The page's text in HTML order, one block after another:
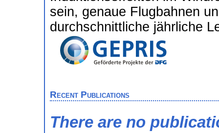
sein, genaue Flugbahnen
durchschnittliche jährliche
Recent Publications
There are no